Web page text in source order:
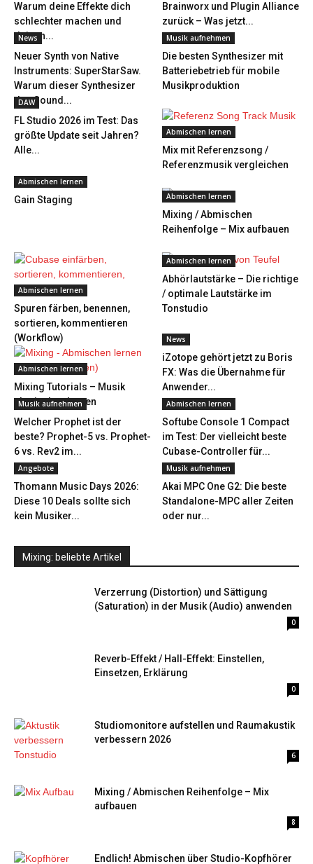
Warum deine Effekte dich
schlechter machen und
deinen...
Brainworx und Plugin Alliance
zurück – Was jetzt...
News
Neuer Synth von Native
Instruments: SuperStarSaw.
Warum dieser Synthesizer
den Sound...
Musik aufnehmen
Die besten Synthesizer mit
Batteriebetrieb für mobile
Musikproduktion
DAW
FL Studio 2026 im Test: Das
größte Update seit Jahren?
Alle...
Abmischen lernen
Mix mit Referenzsong /
Referenzmusik vergleichen
Abmischen lernen
Gain Staging Abmischen lernen
Mixing / Abmischen
Reihenfolge – Mix aufbauen
Abmischen lernen
Spuren färben, benennen,
sortieren, kommentieren
(Workflow)
Abmischen lernen
Abhörlautstärke – Die richtige
/ optimale Lautstärke im
Tonstudio
Abmischen lernen
Mixing Tutorials – Musik
abmischen lernen
News
iZotope gehört jetzt zu Boris
FX: Was die Übernahme für
Anwender...
Musik aufnehmen
Welcher Prophet ist der
beste? Prophet-5 vs. Prophet-
6 vs. Rev2 im...
Abmischen lernen
Softube Console 1 Compact
im Test: Der vielleicht beste
Cubase-Controller für...
Angebote
Thomann Music Days 2026:
Diese 10 Deals sollte sich
kein Musiker...
Musik aufnehmen
Akai MPC One G2: Die beste
Standalone-MPC aller Zeiten
oder nur...
Mixing: beliebte Artikel
Verzerrung (Distortion) und Sättigung
(Saturation) in der Musik (Audio) anwenden
0
Reverb-Effekt / Hall-Effekt: Einstellen,
Einsetzen, Erklärung
0
Studiomonitore aufstellen und Raumakustik
verbessern 2026
6
Mixing / Abmischen Reihenfolge – Mix
aufbauen
8
Endlich! Abmischen über Studio-Kopfhörer